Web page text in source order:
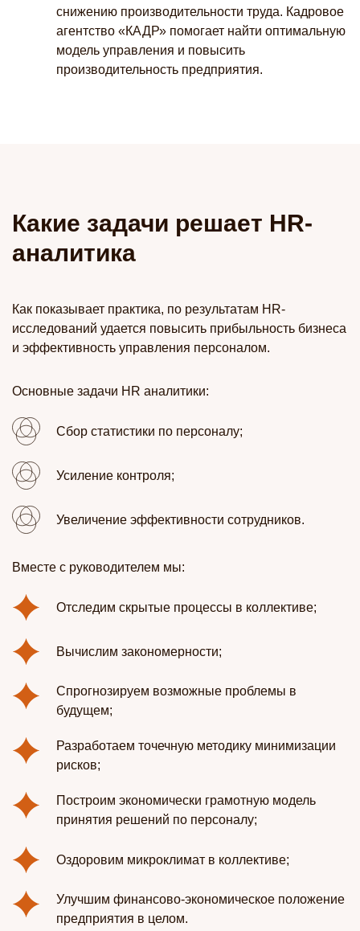
снижению производительности труда. Кадровое
агентство «КАДР» помогает найти оптимальную
модель управления и повысить
производительность предприятия.
Какие задачи решает HR-
аналитика
Как показывает практика, по результатам HR-
исследований удается повысить прибыльность бизнеса
и эффективность управления персоналом.
Основные задачи HR аналитики:
Сбор статистики по персоналу;
Усиление контроля;
Увеличение эффективности сотрудников.
Вместе с руководителем мы:
Отследим скрытые процессы в коллективе;
Вычислим закономерности;
Спрогнозируем возможные проблемы в
будущем;
Разработаем точечную методику минимизации
рисков;
Построим экономически грамотную модель
принятия решений по персоналу;
Оздоровим микроклимат в коллективе;
Улучшим финансово-экономическое положение
предприятия в целом.